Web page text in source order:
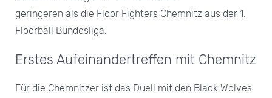
geringeren als die Floor Fighters Chemnitz aus der 1.
Floorball Bundesliga.
Erstes Aufeinandertreffen mit Chemnitz
Für die Chemnitzer ist das Duell mit den Black Wolves